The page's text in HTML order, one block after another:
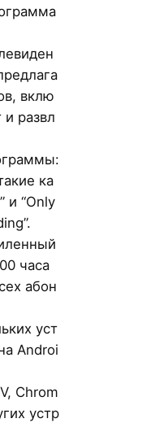
вклю
и развл
ка
и “Only
часа
абон
уст
Androi
Chrom
устр